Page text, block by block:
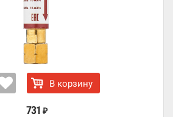
В корзину
731 ₽